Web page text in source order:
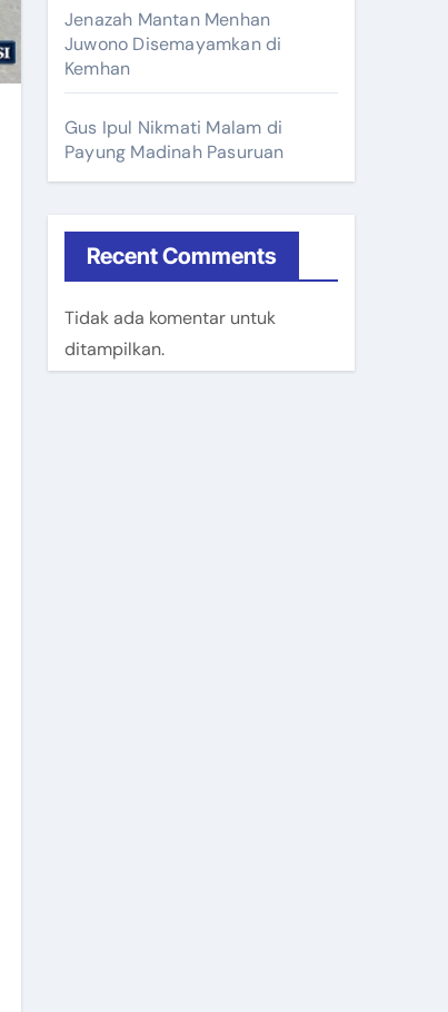
Jenazah Mantan Menhan
Juwono Disemayamkan di
Kemhan
Gus Ipul Nikmati Malam di
Payung Madinah Pasuruan
Recent Comments
Tidak ada komentar untuk
ditampilkan.